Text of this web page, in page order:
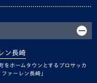
ン長崎
をホームタウンとするプロサッカ
ァーレン長崎」